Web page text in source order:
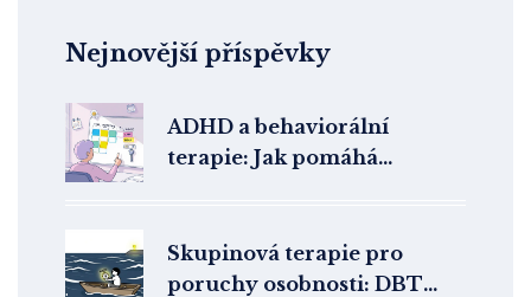
Nejnovější příspěvky
ADHD a behaviorální
terapie: Jak pomáhá
nepozornosti
Skupinová terapie pro
poruchy osobnosti: DBT